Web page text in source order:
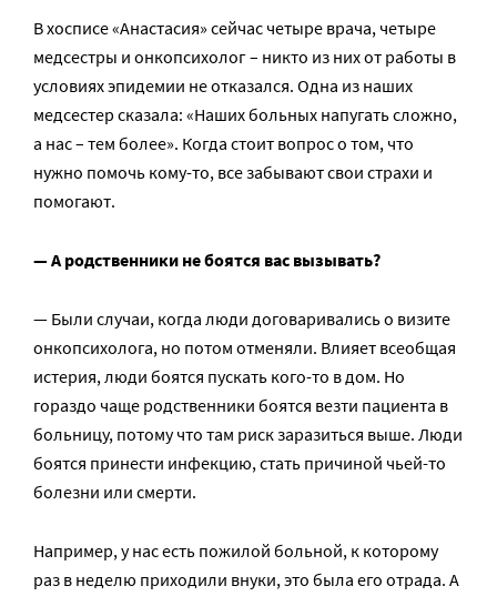
В хосписе «Анастасия» сейчас четыре врача, четыре
медсестры и онкопсихолог – никто из них от работы в
условиях эпидемии не отказался. Одна из наших
медсестер сказала: «Наших больных напугать сложно,
а нас – тем более». Когда стоит вопрос о том, что
нужно помочь кому-то, все забывают свои страхи и
помогают.
— А родственники не боятся вас вызывать?
— Были случаи, когда люди договаривались о визите
онкопсихолога, но потом отменяли. Влияет всеобщая
истерия, люди боятся пускать кого-то в дом. Но
гораздо чаще родственники боятся везти пациента в
больницу, потому что там риск заразиться выше. Люди
боятся принести инфекцию, стать причиной чьей-то
болезни или смерти.
Например, у нас есть пожилой больной, к которому
раз в неделю приходили внуки, это была его отрада. А